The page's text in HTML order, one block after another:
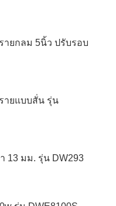
ายกลม 5นิ้ว ปรับรอบ
ายแบบสั่น รุ่น
13 มม. รุ่น DW293